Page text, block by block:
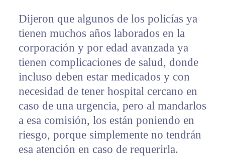
Dijeron que algunos de los policías ya
tienen muchos años laborados en la
corporación y por edad avanzada ya
tienen complicaciones de salud, donde
incluso deben estar medicados y con
necesidad de tener hospital cercano en
caso de una urgencia, pero al mandarlos
a esa comisión, los están poniendo en
riesgo, porque simplemente no tendrán
esa atención en caso de requerirla.